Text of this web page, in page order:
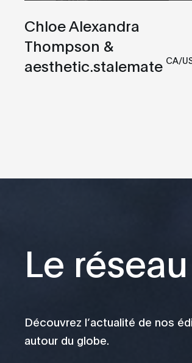
Chloe Alexandra
Thompson &
aesthetic.stalemate CA/
Le
Découvrez l’actualité de nos
autour du globe.